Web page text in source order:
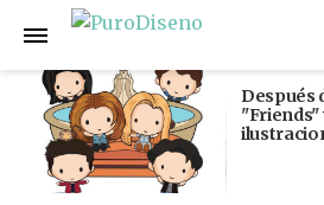
Anterior
Después
"Friends"
Siguiente